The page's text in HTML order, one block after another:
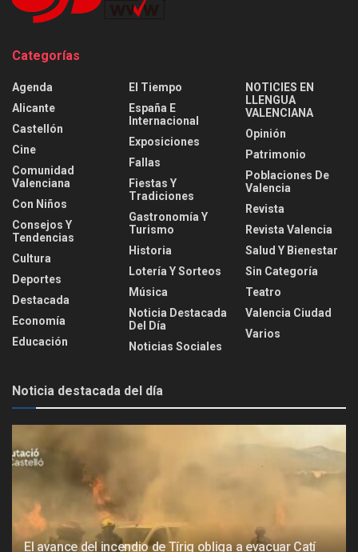
Categorías
Agenda
Alicante
Castellón
Cine
Comunidad
Valenciana
Con Niños
Consejos Y
Tendencias
Cultura
Deportes
Destacada
Economía
Educación
El Tiempo
España E
Internacional
Exposiciones
Fallas
Fiestas Y
Tradiciones
Gastronomía Y
Turismo
Historia
Lotería Y Sorteos
Música
Noticia Destacada
Del Día
Noticias Sociales
NOTICIES EN
LLENGUA
VALENCIANA
Opinión
Patrimonio
Poblaciones De
Valencia
Revista
Revista Valencia
Salud Y Bienestar
Sin Categoría
Teatro
Valencia Ciudad
Varios
Noticia destacada del día
El avance del incendio de Tírig obliga a evacuar Catí